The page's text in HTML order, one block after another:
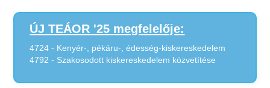
ÚJ TEÁOR '25 megfelelője:
4724 - Kenyér-, pékáru-, édesség-kiskereskedelem
4792 - Szakosodott kiskereskedelem közvetítése